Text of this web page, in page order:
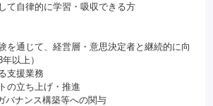
て自律的に学習・吸収できる方
を通じて、経営層・意思決定者と継続的に向
以上）
支援業務
の立ち上げ・推進
バナンス構築等への関与